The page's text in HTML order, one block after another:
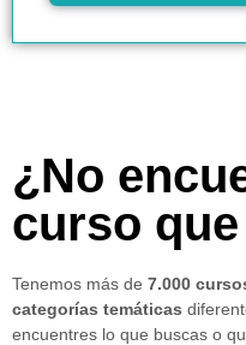
¿No
curso
Tenemos más de 7.000
categorías temáticas
encuentres lo que buscas o